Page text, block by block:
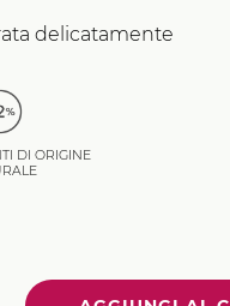
Stesso
delicatamente
DI ORIGINE